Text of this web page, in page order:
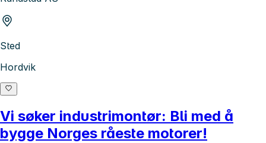
Sted
Hordvik
Vi søker industrimontør: Bli med å
bygge Norges råeste motorer!